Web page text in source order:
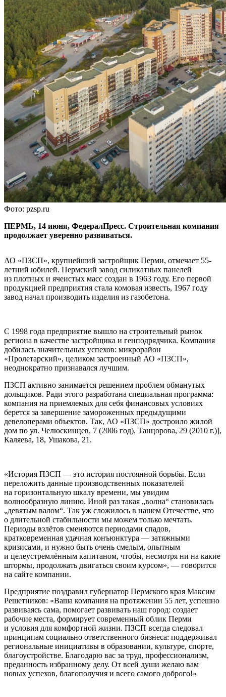
Фото: pzsp.ru
ПЕРМЬ, 14 июня, ФедералПресс. Строительная компания
продолжает уверенно развиваться.
АО «ПЗСП», крупнейший застройщик Перми, отмечает 55-
летний юбилей. Пермский завод силикатных панелей
из плотных и ячеистых масс создан в 1963 году. Его первой
продукцией предприятия стала комовая известь, 1967 году
завод начал производить изделия из газобетона.
С 1998 года предприятие вышло на строительный рынок
региона в качестве застройщика и генподрядчика. Компания
добилась значительных успехов: микрорайон
«Пролетарский», целиком застроенный АО «ПЗСП»,
неоднократно признавался лучшим.
ПЗСП активно занимается решением проблем обманутых
дольщиков. Ради этого разработана специальная программа:
компания на приемлемых для себя финансовых условиях
берется за завершение замороженных предыдущими
девелоперами объектов. Так, АО «ПЗСП» достроило жилой
дом по ул. Челюскинцев, 7 (2006 год), Танцорова, 29 (2010 г.)],
Каляева, 18, Ушакова, 21.
«История ПЗСП — это история постоянной борьбы. Если
переложить данные производственных показателей
на горизонтальную шкалу времени, мы увидим
волнообразную линию. Иной раз такая „волна“ становилась
„девятым валом“. Так уж сложилось в нашем Отечестве, что
о длительной стабильности мы можем только мечтать.
Периоды взлётов сменяются периодами спадов,
кратковременная удачная конъюнктура — затяжными
кризисами, и нужно быть очень смелым, опытным
и целеустремлённым капитаном, чтобы, несмотря ни на какие
штормы, продолжать двигаться своим курсом», — говорится
на сайте компании.
Предприятие поздравил губернатор Пермского края Максим
Решетников: «Ваша компания на протяжении 55 лет, успешно
развиваясь сама, помогает развивать наш город: создает
рабочие места, формирует современный облик Перми
и условия для комфортной жизни. ПЗСП всегда следовал
принципам социально ответственного бизнеса: поддерживал
региональные инициативы в образовании, культуре, спорте,
благоустройстве. Благодарю вас за труд, профессионализм,
преданность избранному делу. От всей души желаю вам
новых успехов, благополучия и всего самого доброго!»